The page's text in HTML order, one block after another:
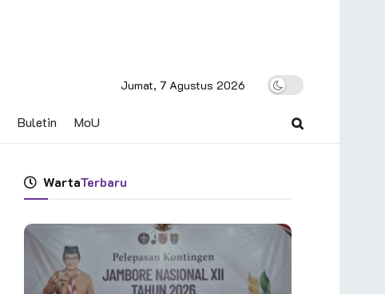
Jumat, 7 Agustus 2026
Buletin MoU
WartaTerbaru